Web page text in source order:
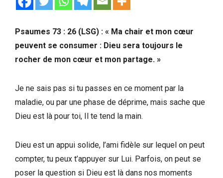
Psaumes 73 : 26 (LSG) : « Ma chair et mon cœur
peuvent se consumer : Dieu sera toujours le
rocher de mon cœur et mon partage. »
Je ne sais pas si tu passes en ce moment par la
maladie, ou par une phase de déprime, mais sache que
Dieu est là pour toi, Il te tend la main.
Dieu est un appui solide, l’ami fidèle sur lequel on peut
compter, tu peux t’appuyer sur Lui. Parfois, on peut se
poser la question si Dieu est là dans nos moments